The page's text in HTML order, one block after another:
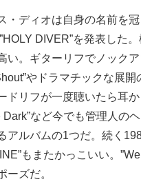
・ディオは自身の名前を
DIVER”を発表した
い。ギターリフでノックア
やドラマチックな展開
ドリフが一度聴いたら耳
Dark”など今でも管理人の
アルバムの1つだ。続く
もまたかっこいい。
ーズだ。